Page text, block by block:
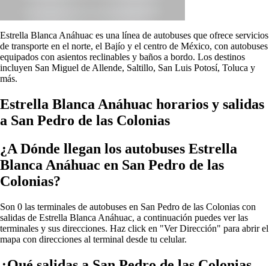
Estrella Blanca Anáhuac es una línea de autobuses que ofrece servicios
de transporte en el norte, el Bajío y el centro de México, con autobuses
equipados con asientos reclinables y baños a bordo. Los destinos
incluyen San Miguel de Allende, Saltillo, San Luis Potosí, Toluca y
más.
Estrella Blanca Anáhuac horarios y salidas
a San Pedro de las Colonias
¿A Dónde llegan los autobuses Estrella
Blanca Anáhuac en San Pedro de las
Colonias?
Son 0 las terminales de autobuses en San Pedro de las Colonias con
salidas de Estrella Blanca Anáhuac, a continuación puedes ver las
terminales y sus direcciones. Haz click en "Ver Dirección" para abrir el
mapa con direcciones al terminal desde tu celular.